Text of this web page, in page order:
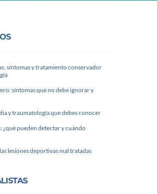
síntomas y tratamiento conservador
síntomas que no debe ignorar y
y traumatología que debes conocer
¿qué pueden detectar y cuándo
lesiones deportivas mal tratadas